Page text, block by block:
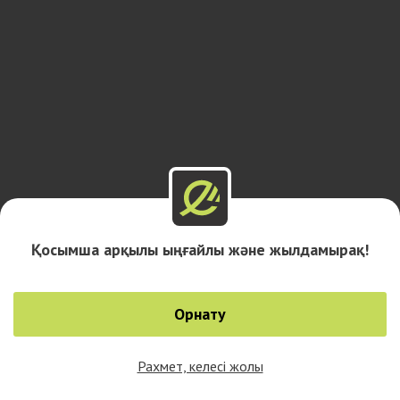
0
Қосымша арқылы ыңғайлы және жылдамырақ!
Орнату
Рахмет, келесі жолы